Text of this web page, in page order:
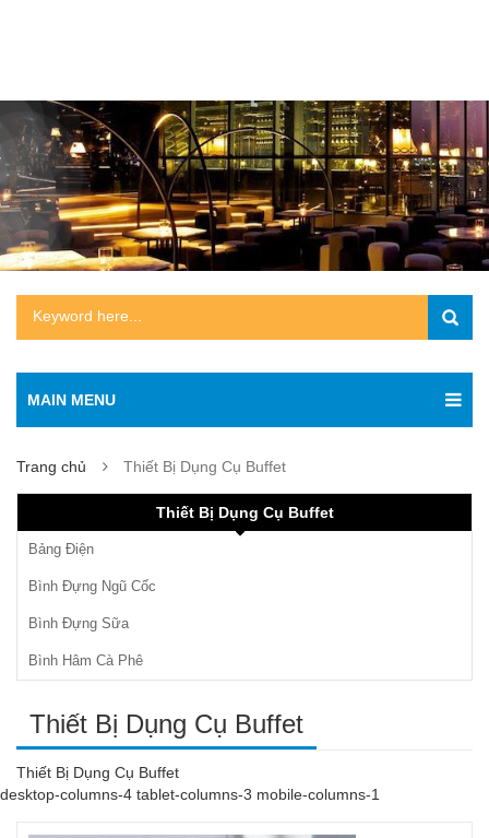
MAIN MENU
Trang chủ Thiết Bị Dụng Cụ Buffet
Thiết Bị Dụng Cụ Buffet
Bảng Điện
Bình Đựng Ngũ Cốc
Bình Đựng Sữa
Bình Hâm Cà Phê
Thiết Bị Dụng Cụ Buffet
Thiết Bị Dụng Cụ Buffet
desktop-columns-4 tablet-columns-3 mobile-columns-1